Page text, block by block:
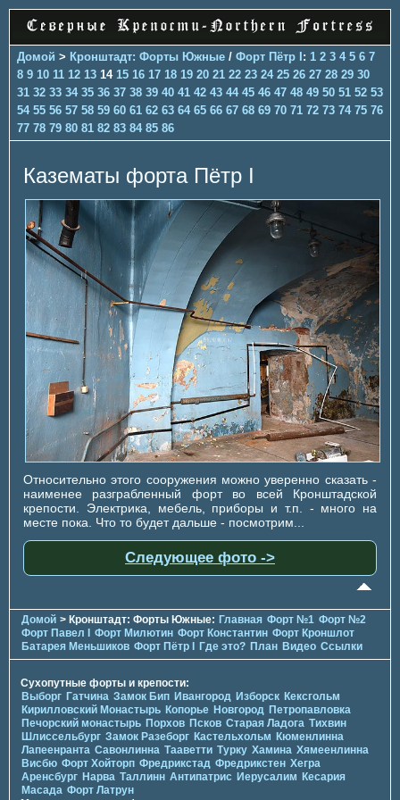
Домой > Кронштадт: Форты Южные / Форт Пётр I: 1 2 3 4 5 6 7
8 9 10 11 12 13 14 15 16 17 18 19 20 21 22 23 24 25 26 27 28 29 30
31 32 33 34 35 36 37 38 39 40 41 42 43 44 45 46 47 48 49 50 51 52 53
54 55 56 57 58 59 60 61 62 63 64 65 66 67 68 69 70 71 72 73 74 75 76
77 78 79 80 81 82 83 84 85 86
Казематы форта Пётр I
Относительно этого сооружения можно уверенно сказать -
наименее разграбленный форт во всей Кронштадской
крепости. Электрика, мебель, приборы и т.п. - много на
месте пока. Что то будет дальше - посмотрим...
Следующее фото ->
Домой > Кронштадт: Форты Южные: Главная Форт №1 Форт №2
Форт Павел I Форт Милютин Форт Константин Форт Кроншлот
Батарея Меньшиков Форт Пётр I Где это? План Видео Ссылки
Сухопутные форты и крепости:
Выборг Гатчина Замок Бип Ивангород Изборск Кексгольм
Кирилловский Монастырь Копорье Новгород Петропавловка
Печорcкий монастырь Порхов Псков Старая Ладога Тихвин
Шлиссельбург Замок Разеборг Кастельхольм Кюменлинна
Лапеенранта Савонлинна Тааветти Турку Хамина Хямеенлинна
Висбю Форт Хойторп Фредрикстад Фредрикстен Хегра
Аренсбург Нарва Таллинн Антипатрис Иерусалим Кесария
Масада Форт Латрун